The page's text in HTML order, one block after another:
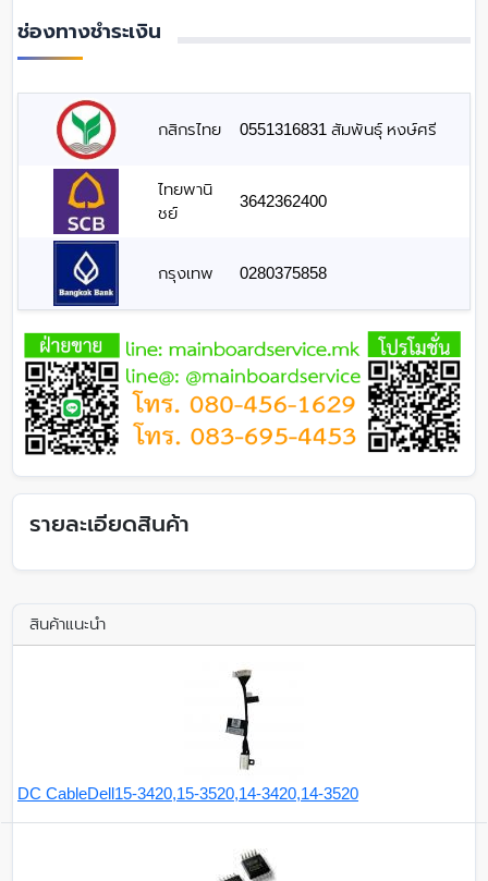
ช่องทางชำระเงิน
กสิกรไทย 0551316831 สัมพันธุ์ หงษ์ศรี
ไทยพานิ
ชย์
3642362400
กรุงเทพ 0280375858
รายละเอียดสินค้า
สินค้าแนะนำ
DC CableDell15-3420,15-3520,14-3420,14-3520